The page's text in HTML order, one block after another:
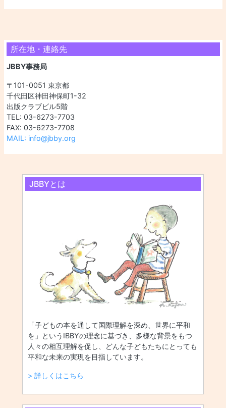
所在地・連絡先
JBBY事務局
〒101-0051 東京都
千代田区神田神保町1-32
出版クラブビル5階
TEL: 03-6273-7703
FAX: 03-6273-7708
MAIL: info@jbby.org
JBBYとは
「子どもの本を通して国際理解を深め、世界に平和
を」というIBBYの理念に基づき、多様な背景をもつ
人々の相互理解を促し、どんな子どもたちにとっても
平和な未来の実現を目指しています。
> 詳しくはこちら